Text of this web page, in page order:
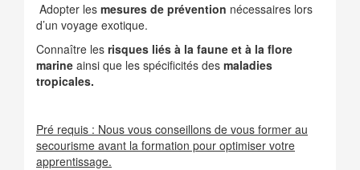
Adopter les mesures de prévention nécessaires lors
d’un voyage exotique.
Connaître les risques liés à la faune et à la flore
marine ainsi que les spécificités des maladies
tropicales.
Pré requis : Nous vous conseillons de vous former au
secourisme avant la formation pour optimiser votre
apprentissage.